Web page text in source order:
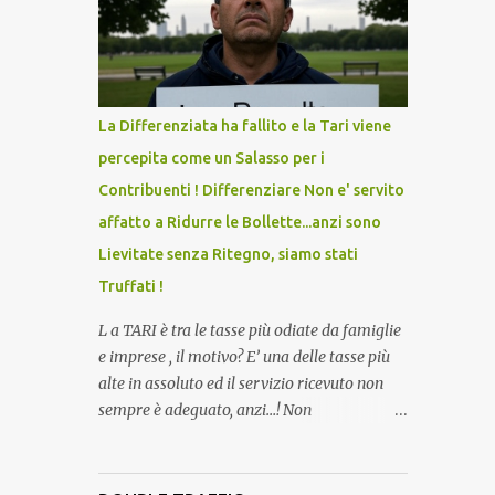
lo scopo della temperatura? Qualcuno a suo
tempo ribattezzo' il Vaccino come: l' Amaro
del Capo, era "spettacolare Ghiacciato, ma
andava bene anche, a Temperatura
Ambiente"! Riproponiamo l'articolo per NON
La Differenziata ha fallito e la Tari viene
percepita come un Salasso per i
Contribuenti ! Differenziare Non e' servito
affatto a Ridurre le Bollette...anzi sono
Lievitate senza Ritegno, siamo stati
Truffati !
L a TARI è tra le tasse più odiate da famiglie
e imprese , il motivo? E’ una delle tasse più
alte in assoluto ed il servizio ricevuto non
sempre è adeguato, anzi…! Non
cittadini direttamente a casa, abbiamo